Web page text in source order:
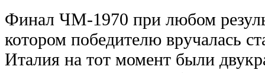
Финал ЧМ-1970 при любом
котором победителю вручалась
Италия на тот момент были